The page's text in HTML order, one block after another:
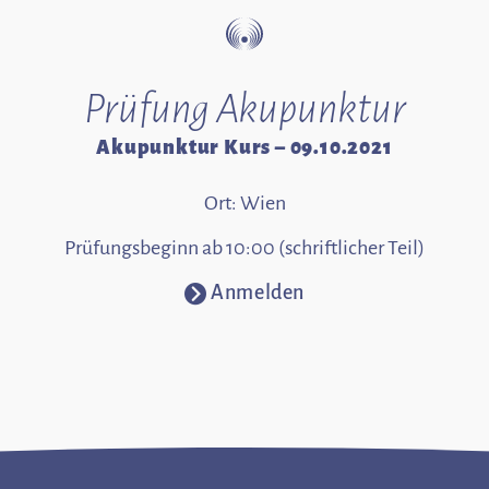
Prüfung Akupunktur
Akupunktur Kurs – 09.10.2021
Ort: Wien
Prüfungsbeginn ab 10:00 (schriftlicher Teil)
⧁ Anmelden